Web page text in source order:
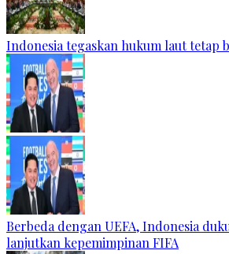
Indonesia tegaskan hukum laut tetap
Berbeda dengan UEFA, Indonesia
lanjutkan kepemimpinan FIFA